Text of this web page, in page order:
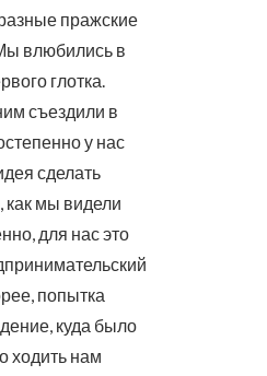
пражские
влюбились в
глотка.
съездили в
у нас
сделать
как мы видели
для нас это
попытка
куда было
ходить нам